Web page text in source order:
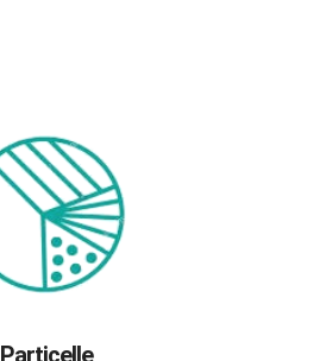
Particelle